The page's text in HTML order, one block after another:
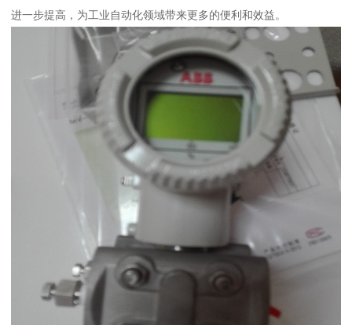
进一步提高，为工业自动化领域带来更多的便利和效益。